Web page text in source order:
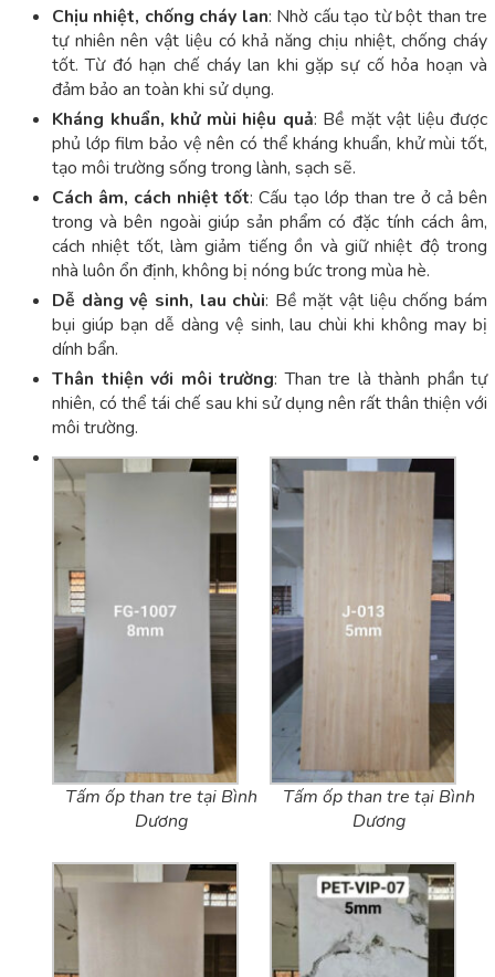
Chịu nhiệt, chống cháy lan: Nhờ cấu tạo từ bột than tre
tự nhiên nên vật liệu có khả năng chịu nhiệt, chống cháy
tốt. Từ đó hạn chế cháy lan khi gặp sự cố hỏa hoạn và
đảm bảo an toàn khi sử dụng.
Kháng khuẩn, khử mùi hiệu quả: Bề mặt vật liệu được
phủ lớp film bảo vệ nên có thể kháng khuẩn, khử mùi tốt,
tạo môi trường sống trong lành, sạch sẽ.
Cách âm, cách nhiệt tốt: Cấu tạo lớp than tre ở cả bên
trong và bên ngoài giúp sản phẩm có đặc tính cách âm,
cách nhiệt tốt, làm giảm tiếng ồn và giữ nhiệt độ trong
nhà luôn ổn định, không bị nóng bức trong mùa hè.
Dễ dàng vệ sinh, lau chùi: Bề mặt vật liệu chống bám
bụi giúp bạn dễ dàng vệ sinh, lau chùi khi không may bị
dính bẩn.
Thân thiện với môi trường: Than tre là thành phần tự
nhiên, có thể tái chế sau khi sử dụng nên rất thân thiện với
môi trường.
Tấm ốp than tre tại Bình
Dương
Tấm ốp than tre tại Bình
Dương